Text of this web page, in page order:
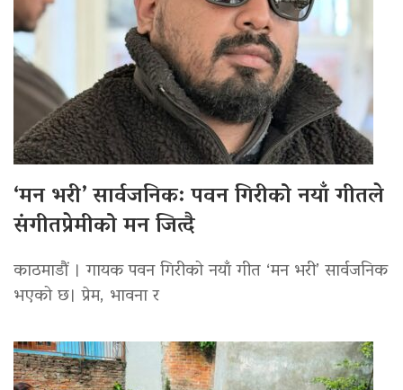
‘मन भरी’ सार्वजनिक: पवन गिरीको नयाँ गीतले
संगीतप्रेमीको मन जित्दै
काठमाडौं । गायक पवन गिरीको नयाँ गीत ‘मन भरी’ सार्वजनिक
भएको छ। प्रेम, भावना र